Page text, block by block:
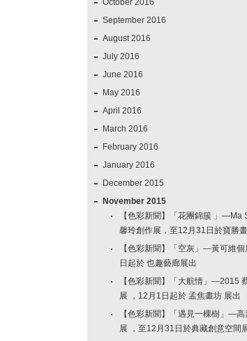
October 2016
September 2016
August 2016
July 2016
June 2016
May 2016
April 2016
March 2016
February 2016
January 2016
December 2015
November 2015
【色彩新聞】「花團錦簇 」—Ma
馨玲創作展，至12月31日於寶勝
【色彩新聞】「空灰」—黃可維
日起於 也趣藝廊展出
【色彩新聞】「大航情」—2015
展 ，12月1日起於 孟焦畫坊 展出
【色彩新聞】「遇見一棵樹」—高
展 ，至12月31日於典藏創意空間